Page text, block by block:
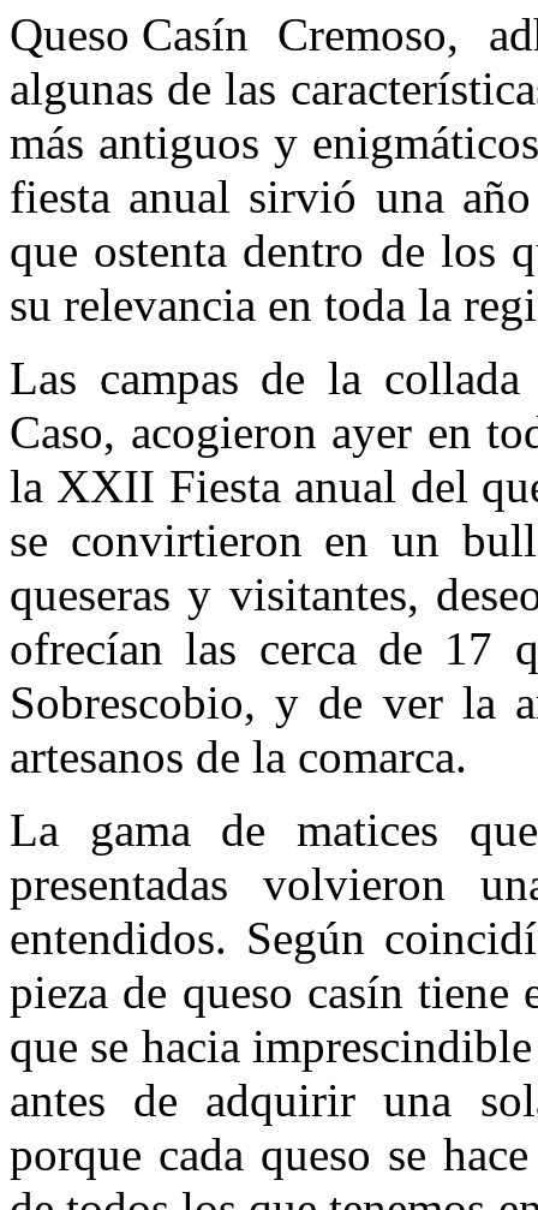
un
éxito
Cremoso,
algunas de las
más antiguos y
fiesta anual sirvió una
que ostenta dentro de los
su relevancia en toda la
Las campas de la
Caso, acogieron ayer en
la XXII Fiesta anual del
se convirtieron en un
queseras y visitantes,
ofrecían las cerca de 17
Sobrescobio, y de ver la
artesanos de la comarca.
La gama de matices
presentadas volvieron
entendidos. Según
pieza de queso casín
que se hacia
antes de adquirir una
porque cada queso se